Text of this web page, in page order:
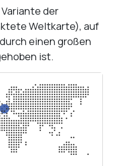
der
Weltkarte), auf
einen großen
ist.